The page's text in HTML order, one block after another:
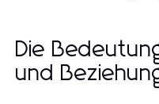
Die
und